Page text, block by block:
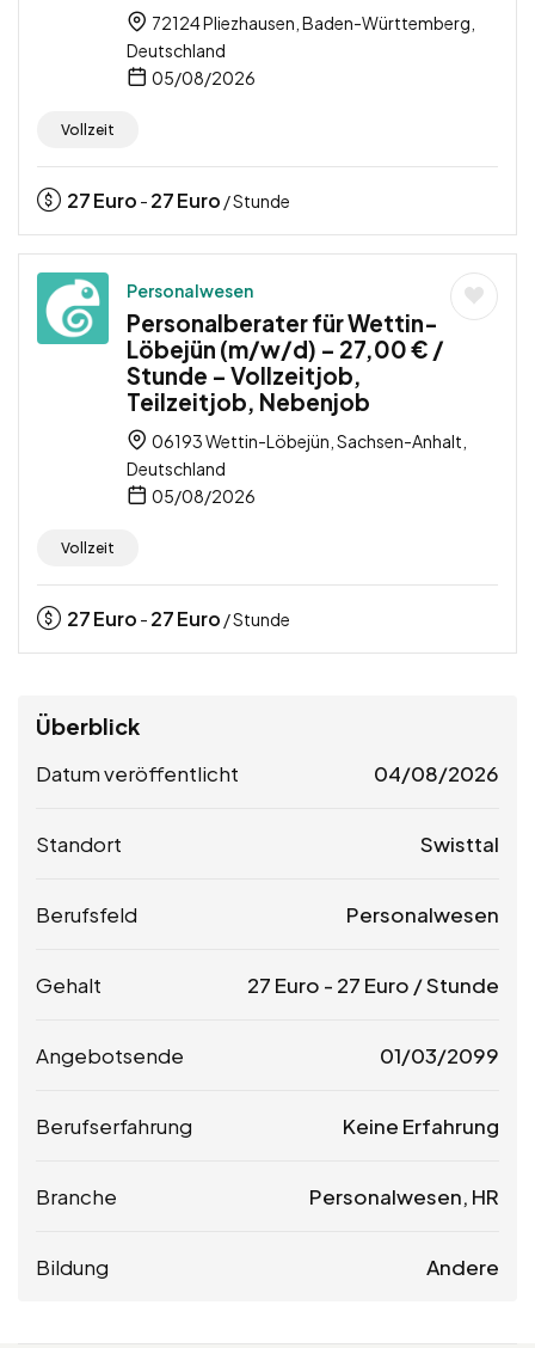
72124 Pliezhausen, Baden-Württemberg,
Deutschland
05/08/2026
Vollzeit
27Euro - 27Euro / Stunde
Personalwesen
Personalberater für Wettin-
Löbejün (m/w/d) – 27,00 € /
Stunde – Vollzeitjob,
Teilzeitjob, Nebenjob
06193 Wettin-Löbejün, Sachsen-Anhalt,
Deutschland
05/08/2026
Vollzeit
27Euro - 27Euro / Stunde
Überblick
Datum veröffentlicht 04/08/2026
Standort Swisttal
Berufsfeld Personalwesen
Gehalt 27 Euro - 27 Euro / Stunde
Angebotsende 01/03/2099
Berufserfahrung Keine Erfahrung
Branche Personalwesen, HR
Bildung Andere